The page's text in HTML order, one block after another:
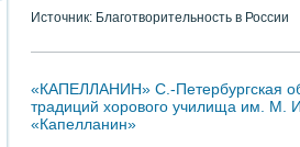
Источник: Благотворительность в России
«КАПЕЛЛАНИН» С.-Петербургская
традиций хорового училища им. М.
«Капелланин»